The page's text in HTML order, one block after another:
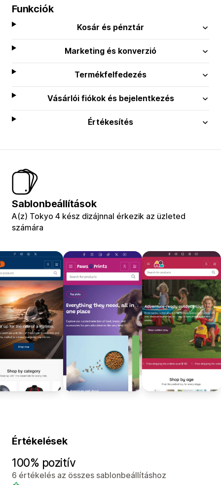
Funkciók
Kosár és pénztár
Marketing és konverzió
Termékfelfedezés
Vásárlói fiókok és bejelentkezés
Értékesítés
Sablonbeállítások
A(z) Tokyo 4 kész dizájnnal érkezik az üzleted
számára
Értékelések
100% pozitív
6 értékelés az összes sablonbeállításhoz